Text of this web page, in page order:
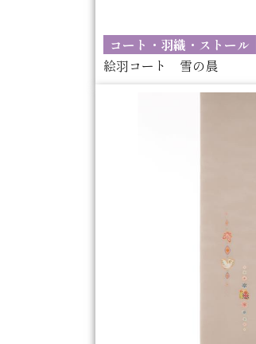
コート・羽織・ストール
絵羽コート 雪の晨